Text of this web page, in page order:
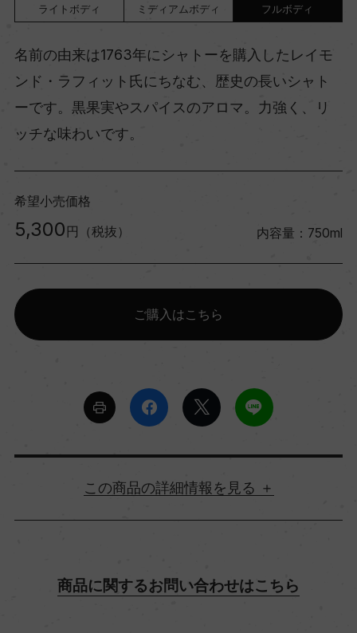
ライトボディ ミディアムボディ フルボディ
名前の由来は1763年にシャトーを購入したレイモ
ンド・ラフィット氏にちなむ、歴史の長いシャト
ーです。黒果実やスパイスのアロマ。力強く、リ
ッチな味わいです。
希望小売価格
5,300 円（税抜） 内容量：750ml
ご購入はこちら
詳細情報
商品に関するお問い合わせはこちら